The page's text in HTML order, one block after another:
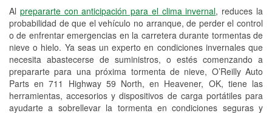
Al prepararte con anticipación para el clima invernal, reduces la
probabilidad de que el vehículo no arranque, de perder el control
o de enfrentar emergencias en la carretera durante tormentas de
nieve o hielo. Ya seas un experto en condiciones invernales que
necesita abastecerse de suministros, o estés comenzando a
prepararte para una próxima tormenta de nieve, O’Reilly Auto
Parts en 711 Highway 59 North, en Heavener, OK, tiene las
herramientas, accesorios y dispositivos de carga portátiles para
ayudarte a sobrellevar la tormenta en condiciones seguras y
Mangueras hidráulicas a la medida
Snowstorm Supplies
Tornado Supplies
Conoce más